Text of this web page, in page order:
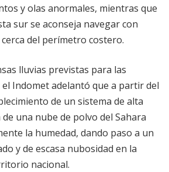
y olas anormales, mientras que
sur se aconseja navegar con
del perímetro costero.
lluvias previstas para las
Indomet adelantó que a partir del
de un sistema de alta
una nube de polvo del Sahara
la humedad, dando paso a un
y de escasa nubosidad en la
nacional.